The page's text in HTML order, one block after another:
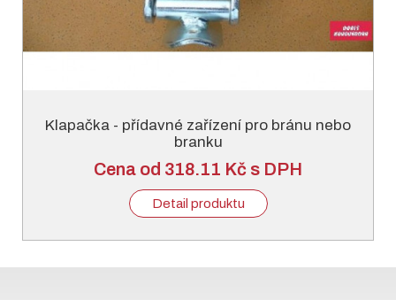
Klapačka - přídavné zařízení pro bránu nebo
branku
Cena od 318.11 Kč s DPH
Detail produktu